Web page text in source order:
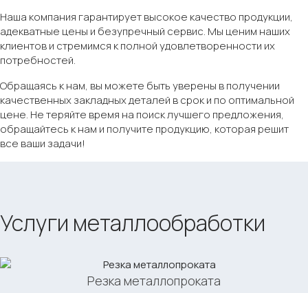
Наша компания гарантирует высокое качество продукции,
адекватные цены и безупречный сервис. Мы ценим наших
клиентов и стремимся к полной удовлетворенности их
потребностей.
Обращаясь к нам, вы можете быть уверены в получении
качественных закладных деталей в срок и по оптимальной
цене. Не теряйте время на поиск лучшего предложения,
обращайтесь к нам и получите продукцию, которая решит
все ваши задачи!
Услуги металлообработки
Резка металлопроката